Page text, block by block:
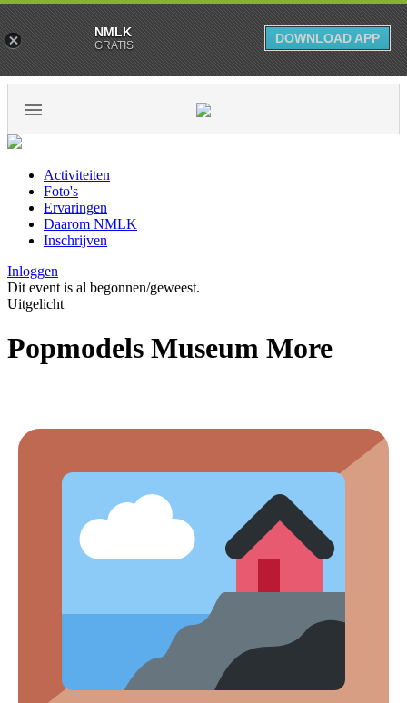
Activiteiten
Foto's
Ervaringen
Daarom NMLK
Inschrijven
Inloggen
Dit event is al begonnen/geweest.
Uitgelicht
Popmodels Museum More
NMLK
GRATIS DOWNLOAD APP